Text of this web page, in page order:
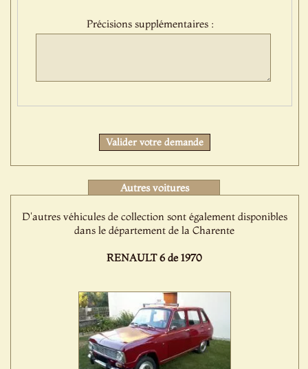
Précisions supplémentaires :
Valider votre demande
Autres voitures
D'autres véhicules de collection sont également disponibles
dans le département de la Charente
RENAULT 6 de 1970